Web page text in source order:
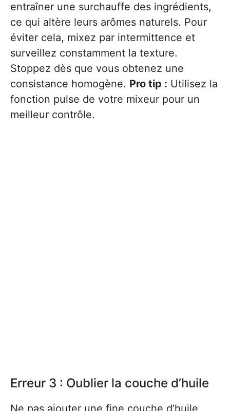
entraîner une surchauffe des ingrédients,
ce qui altère leurs arômes naturels. Pour
éviter cela, mixez par intermittence et
surveillez constamment la texture.
Stoppez dès que vous obtenez une
consistance homogène. Pro tip : Utilisez la
fonction pulse de votre mixeur pour un
meilleur contrôle.
Erreur 3 : Oublier la couche d’huile
Ne pas ajouter une fine couche d’huile